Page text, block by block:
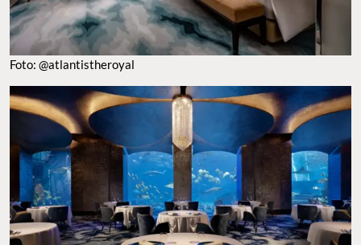
FOTO: @ATLANTISTHEROYAL
RESTAURANTES SUBMARINOS EN ATLANTIS THE PALM. FOTO: ATLANTIS RESORTS